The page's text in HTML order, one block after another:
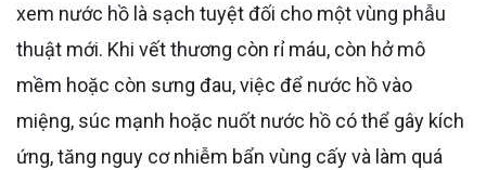
xem nước hồ là sạch tuyệt đối cho một vùng phẫu
thuật mới. Khi vết thương còn rỉ máu, còn hở mô
mềm hoặc còn sưng đau, việc để nước hồ vào
miệng, súc mạnh hoặc nuốt nước hồ có thể gây kích
ứng, tăng nguy cơ nhiễm bẩn vùng cấy và làm quá